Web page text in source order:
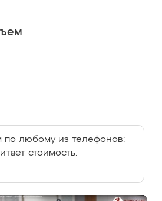
по любому из телефонов:
стоимость.